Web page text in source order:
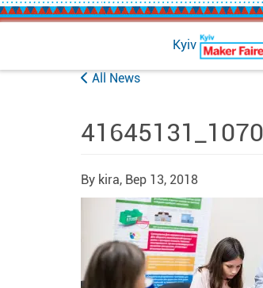
Kyiv Mini
All News
By kira, Вер 13, 2018